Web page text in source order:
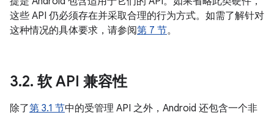
这些 API 仍必须存在并采取合理的行为方式。如需了解针对
这种情况的具体要求，请参阅第 7 节。
3.2. 软 API 兼容性
除了第 3.1 节中的受管理 API 之外，Android 还包含一个非